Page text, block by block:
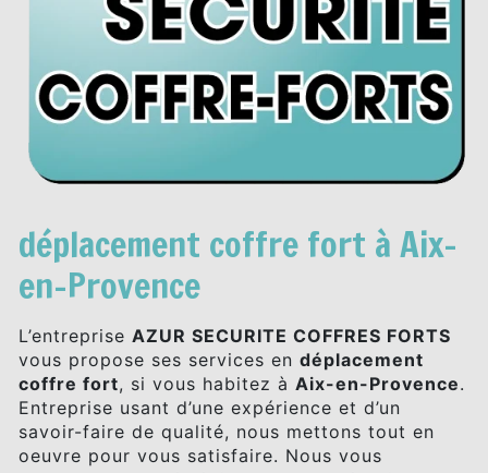
déplacement coffre fort à Aix-
en-Provence
L’entreprise AZUR SECURITE COFFRES FORTS
vous propose ses services en déplacement
coffre fort, si vous habitez à Aix-en-Provence.
Entreprise usant d’une expérience et d’un
savoir-faire de qualité, nous mettons tout en
oeuvre pour vous satisfaire. Nous vous